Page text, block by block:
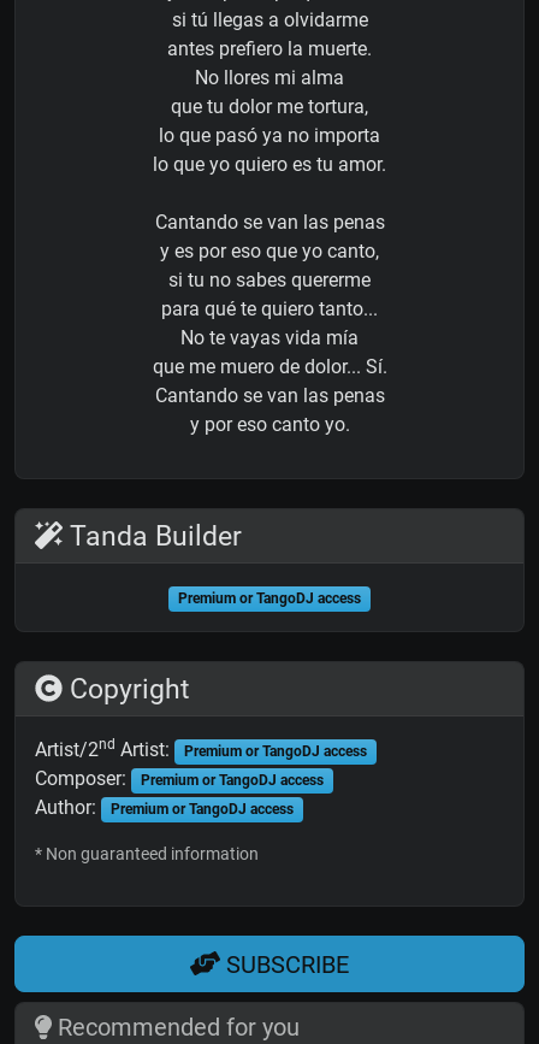
si tú llegas a olvidarme
antes prefiero la muerte.
No llores mi alma
que tu dolor me tortura,
lo que pasó ya no importa
lo que yo quiero es tu amor.
Cantando se van las penas
y es por eso que yo canto,
si tu no sabes quererme
para qué te quiero tanto...
No te vayas vida mía
que me muero de dolor... Sí.
Cantando se van las penas
y por eso canto yo.
Tanda Builder
Premium or TangoDJ access
Copyright
Artist/2nd Artist: Premium or TangoDJ access
Composer: Premium or TangoDJ access
Author: Premium or TangoDJ access
* Non guaranteed information
SUBSCRIBE
Recommended for you